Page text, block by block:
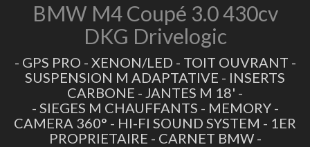
BMW M4 Coupé 3.0 430cv
DKG Drivelogic
- GPS PRO - XENON/LED - TOIT OUVRANT -
SUSPENSION M ADAPTATIVE - INSERTS
CARBONE - JANTES M 18' -
- SIEGES M CHAUFFANTS - MEMORY -
CAMERA 360° - HI-FI SOUND SYSTEM - 1ER
PROPRIETAIRE - CARNET BMW -